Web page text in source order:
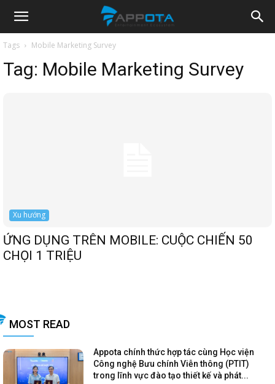
Appota
News
Tags Mobile Marketing Survey
Tag: Mobile Marketing Survey
Xu hướng
ỨNG DỤNG TRÊN MOBILE: CUỘC CHIẾN 50
CHỌI 1 TRIỆU
MOST READ
Appota chính thức hợp tác cùng Học viện
Công nghệ Bưu chính Viễn thông (PTIT)
trong lĩnh vực đào tạo thiết kế và phát...